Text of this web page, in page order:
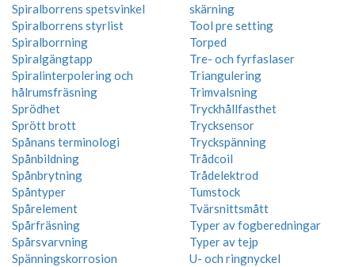
Spiralborrens spetsvinkel
Spiralborrens styrlist
Spiralborrning
Spiralgängtapp
Spiralinterpolering och
hålrumsfräsning
Sprödhet
Sprött brott
Spånans terminologi
Spånbildning
Spånbrytning
Spåntyper
Spårelement
Spårfräsning
Spårsvarvning
Spänningskorrosion
skärning
Tool pre setting
Torped
Tre- och fyrfaslaser
Triangulering
Trimvalsning
Tryckhållfasthet
Trycksensor
Tryckspänning
Trådcoil
Trådelektrod
Tumstock
Tvärsnittsmått
Typer av fogberedningar
Typer av tejp
U- och ringnyckel